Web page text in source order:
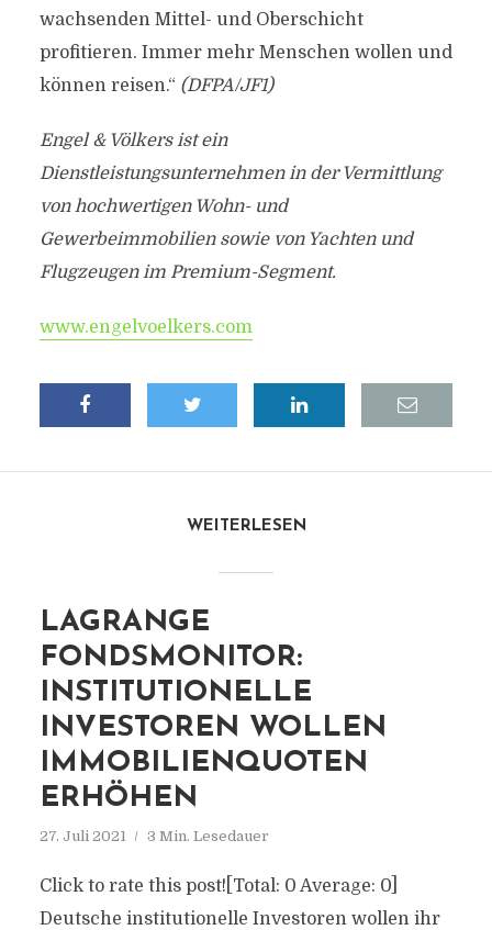
wachsenden Mittel- und Oberschicht
profitieren. Immer mehr Menschen wollen und
können reisen.“ (DFPA/JF1)
Engel & Völkers ist ein
Dienstleistungsunternehmen in der Vermittlung
von hochwertigen Wohn- und
Gewerbeimmobilien sowie von Yachten und
Flugzeugen im Premium-Segment.
www.engelvoelkers.com
WEITERLESEN
LAGRANGE
FONDSMONITOR:
INSTITUTIONELLE
INVESTOREN WOLLEN
IMMOBILIENQUOTEN
ERHÖHEN
27. Juli 2021 3 Min. Lesedauer
Click to rate this post![Total: 0 Average: 0]
Deutsche institutionelle Investoren wollen ihr